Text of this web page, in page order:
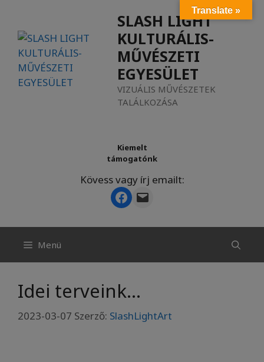
tartalomba
SLASH LIGHT
KULTURÁLIS-
MŰVÉSZETI
EGYESÜLET
VIZUÁLIS MŰVÉSZETEK
TALÁLKOZÁSA
Kiemelt
támogatónk
Kövess vagy írj emailt:
Facebook
Mail
Menü
Idei terveink…
2023-03-07 Szerző: SlashLightArt
Translate »